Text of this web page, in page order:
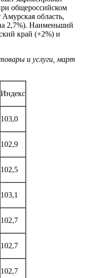
общероссийском
Амурская область,
2,7%). Наименьший
край (+2%) и
и услуги, март
Индекс
103,0
102,9
102,5
103,1
102,7
102,7
102,7